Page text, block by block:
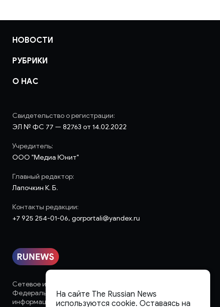
НОВОСТИ
РУБРИКИ
О НАС
Сетевое издание «runews» (18+) зарегистрировано в
Федеральной службе по надзору в сфере связи,
информационных технологий и массовых коммуникаций
Свидетельство о регистрации:
ЭЛ № ФС 77 — 82763 от 14.02.2022
Учредитель:
ООО "Медиа Юнит"
Главный редактор:
Лапочкин К. Б.
Контакты редакции:
+7 925 254-01-06, gorportali@yandex.ru
На сайте The Russian News
используются cookie. Оставаясь на